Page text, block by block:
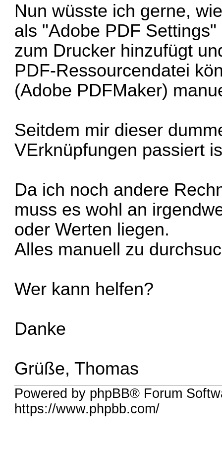
Nun wüsste ich gerne,
als "Adobe PDF
zum Drucker hinzufügt
PDF-Ressourcendatei
(Adobe PDFMaker)
Seitdem mir dieser
VErknüpfungen passiert
Da ich noch andere
muss es wohl an
oder Werten liegen.
Alles manuell zu
Wer kann helfen?
Danke
Grüße, Thomas
Powered by phpBB® Forum
https://www.phpbb.com/